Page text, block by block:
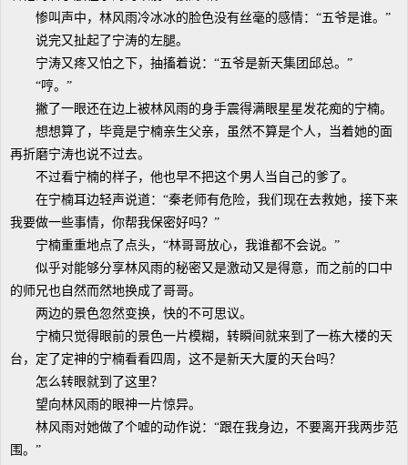
惨叫声中，林风雨冷冰冰的脸色没有丝毫的感情：“五爷是谁。”
说完又扯起了宁涛的左腿。
宁涛又疼又怕之下，抽搐着说：“五爷是新天集团邱总。”
“哼。”
撇了一眼还在边上被林风雨的身手震得满眼星星发花痴的宁楠。
想想算了，毕竟是宁楠亲生父亲，虽然不算是个人，当着她的面
再折磨宁涛也说不过去。
不过看宁楠的样子，他也早不把这个男人当自己的爹了。
在宁楠耳边轻声说道：“秦老师有危险，我们现在去救她，接下来
我要做一些事情，你帮我保密好吗？”
宁楠重重地点了点头，“林哥哥放心，我谁都不会说。”
似乎对能够分享林风雨的秘密又是激动又是得意，而之前的口中
的师兄也自然而然地换成了哥哥。
两边的景色忽然变换，快的不可思议。
宁楠只觉得眼前的景色一片模糊，转瞬间就来到了一栋大楼的天
台，定了定神的宁楠看看四周，这不是新天大厦的天台吗？
怎么转眼就到了这里？
望向林风雨的眼神一片惊异。
林风雨对她做了个嘘的动作说：“跟在我身边，不要离开我两步范
围。”